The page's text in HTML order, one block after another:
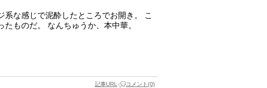
な感じで泥酔したところでお開き。 こ
ものだ。 なんちゅうか、本中華。
記事URL コメント(0)